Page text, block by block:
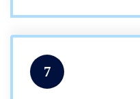
7